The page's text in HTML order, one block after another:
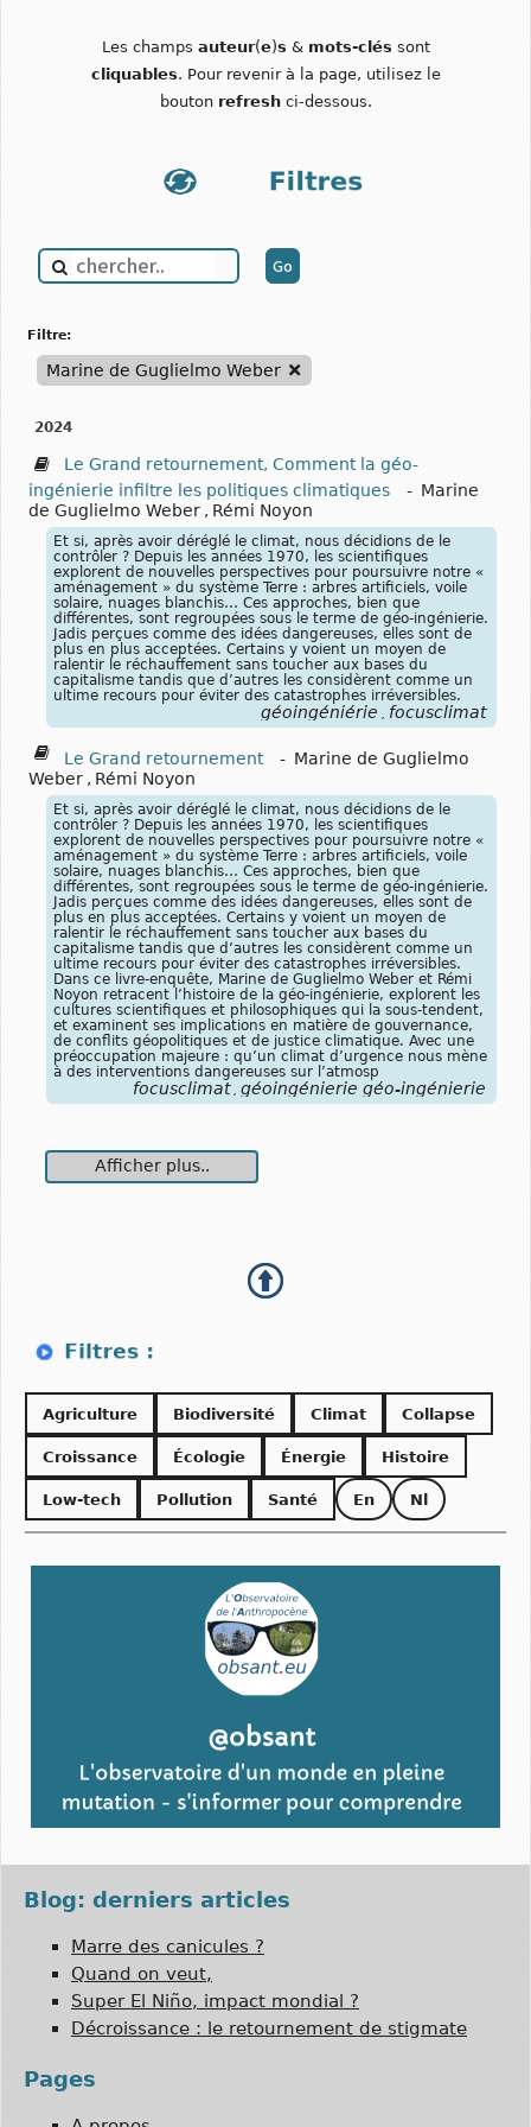
Les champs auteur(e)s & mots-clés sont
cliquables. Pour revenir à la page, utilisez le
bouton refreshci-dessous.
filtre:
Marine de Guglielmo Weber
2024
Le Grand retournement, Comment la géo-
ingénierie infiltre les politiques climatiques
- Marine
de Guglielmo Weber , Rémi Noyon
Et si, après avoir déréglé le climat, nous décidions de le
contrôler ? Depuis les années 1970, les scientifiques
explorent de nouvelles perspectives pour poursuivre notre «
aménagement » du système Terre : arbres artificiels, voile
solaire, nuages blanchis… Ces approches, bien que
différentes, sont regroupées sous le terme de géo-ingénierie.
Jadis perçues comme des idées dangereuses, elles sont de
plus en plus acceptées. Certains y voient un moyen de
ralentir le réchauffement sans toucher aux bases du
capitalisme tandis que d’autres les considèrent comme un
ultime recours pour éviter des catastrophes irréversibles.
géoingéniérie focusclimat
Le Grand retournement - Marine de Guglielmo
Weber , Rémi Noyon
Et si, après avoir déréglé le climat, nous décidions de le
contrôler ? Depuis les années 1970, les scientifiques
explorent de nouvelles perspectives pour poursuivre notre «
aménagement » du système Terre : arbres artificiels, voile
solaire, nuages blanchis… Ces approches, bien que
différentes, sont regroupées sous le terme de géo-ingénierie.
Jadis perçues comme des idées dangereuses, elles sont de
plus en plus acceptées. Certains y voient un moyen de
ralentir le réchauffement sans toucher aux bases du
capitalisme tandis que d’autres les considèrent comme un
ultime recours pour éviter des catastrophes irréversibles.
Dans ce livre-enquête, Marine de Guglielmo Weber et Rémi
Noyon retracent l’histoire de la géo-ingénierie, explorent les
cultures scientifiques et philosophiques qui la sous-tendent,
et examinent ses implications en matière de gouvernance,
de conflits géopolitiques et de justice climatique. Avec une
préoccupation majeure : qu’un climat d’urgence nous mène
à des interventions dangereuses sur l’atmosp
focusclimat géoingénierie géo-ingénierie
Afficher plus..
Agriculture Biodiversité Climat Collapse
Croissance Écologie Énergie Histoire
Low-tech Pollution Santé En Nl
Blog: derniers articles
Marre des canicules ?
Quand on veut,
Super El Niño, impact mondial ?
Décroissance : le retournement de stigmate
Pages